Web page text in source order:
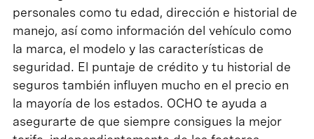
personales como tu edad, dirección e historial de
manejo, así como información del vehículo como
la marca, el modelo y las características de
seguridad. El puntaje de crédito y tu historial de
seguros también influyen mucho en el precio en
la mayoría de los estados. OCHO te ayuda a
asegurarte de que siempre consigues la mejor